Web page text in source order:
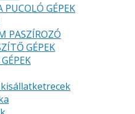
PUCOLÓ GÉPEK
PASZÍROZÓ
GÉPEK